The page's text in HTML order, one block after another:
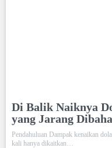
Di Balik Naiknya
yang Jarang
Pendahuluan Dampak kenaikan
kali hanya dikaitkan…